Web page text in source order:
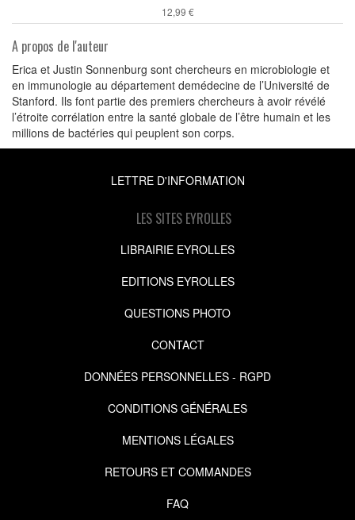
12,99 €
A propos de l'auteur
Erica et Justin Sonnenburg sont chercheurs en microbiologie et
en immunologie au département demédecine de l’Université de
Stanford. Ils font partie des premiers chercheurs à avoir révélé
l’étroite corrélation entre la santé globale de l’être humain et les
millions de bactéries qui peuplent son corps.
LETTRE D'INFORMATION
LES SITES EYROLLES
LIBRAIRIE EYROLLES
EDITIONS EYROLLES
QUESTIONS PHOTO
CONTACT
DONNÉES PERSONNELLES - RGPD
CONDITIONS GÉNÉRALES
MENTIONS LÉGALES
RETOURS ET COMMANDES
FAQ